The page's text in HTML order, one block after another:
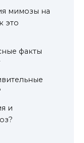
мимозы на
это
факты
и